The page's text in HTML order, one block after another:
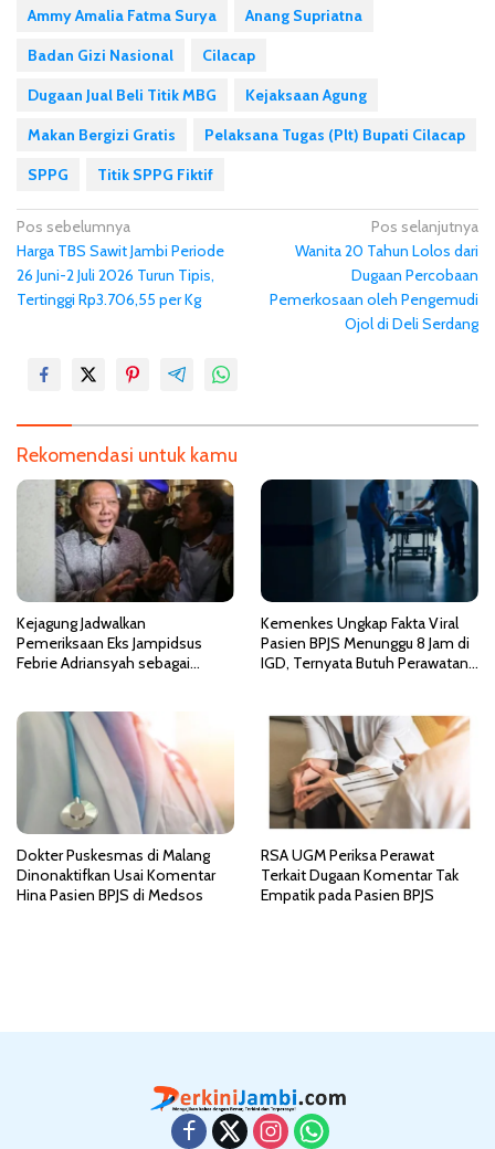
Ammy Amalia Fatma Surya
Anang Supriatna
Badan Gizi Nasional
Cilacap
Dugaan Jual Beli Titik MBG
Kejaksaan Agung
Makan Bergizi Gratis
Pelaksana Tugas (Plt) Bupati Cilacap
SPPG
Titik SPPG Fiktif
N
a
v
i
p
Pos sebelumnya
Harga TBS Sawit Jambi Periode
26 Juni-2 Juli 2026 Turun Tipis,
Tertinggi Rp3.706,55 per Kg
Pos selanjutnya
Wanita 20 Tahun Lolos dari
Dugaan Percobaan
Pemerkosaan oleh Pengemudi
Ojol di Deli Serdang
Rekomendasi untuk kamu
Kejagung Jadwalkan
Pemeriksaan Eks Jampidsus
Febrie Adriansyah sebagai
Kemenkes Ungkap Fakta Viral
Pasien BPJS Menunggu 8 Jam di
IGD, Ternyata Butuh Perawatan
Dokter Puskesmas di Malang
Dinonaktifkan Usai Komentar
Hina Pasien BPJS di Medsos
RSA UGM Periksa Perawat
Terkait Dugaan Komentar Tak
Empatik pada Pasien BPJS